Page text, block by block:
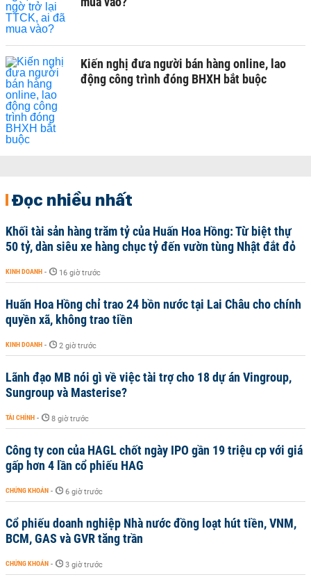
Kiến nghị đưa người bán hàng online, lao
động công trình đóng BHXH bắt buộc
Đọc nhiều nhất
Khối tài sản hàng trăm tỷ của Huấn Hoa Hồng: Từ biệt thự
50 tỷ, dàn siêu xe hàng chục tỷ đến vườn tùng Nhật đắt đỏ
KINH DOANH - 16 giờ trước
Huấn Hoa Hồng chỉ trao 24 bồn nước tại Lai Châu cho chính
quyền xã, không trao tiền
KINH DOANH - 2 giờ trước
Lãnh đạo MB nói gì về việc tài trợ cho 18 dự án Vingroup,
Sungroup và Masterise?
TÀI CHÍNH - 8 giờ trước
Công ty con của HAGL chốt ngày IPO gần 19 triệu cp với giá
gấp hơn 4 lần cổ phiếu HAG
CHỨNG KHOÁN - 6 giờ trước
Cổ phiếu doanh nghiệp Nhà nước đồng loạt hút tiền, VNM,
BCM, GAS và GVR tăng trần
CHỨNG KHOÁN - 3 giờ trước